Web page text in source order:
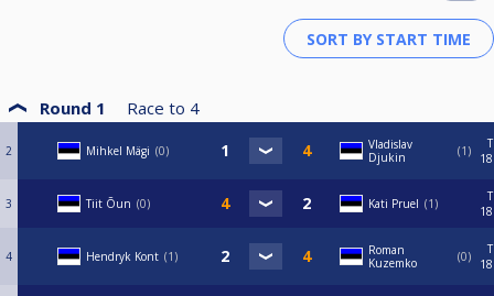
Round 1 Race to 4
2 Mihkel Mägi 0
Vladislav
Djukin
1
3 Tiit Õun 0 Kati Pruel 1
4 Hendryk Kont 1
Roman
Kuzemko
0